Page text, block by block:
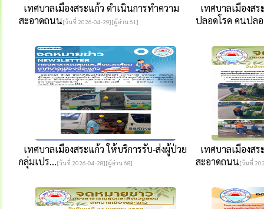
เทศบาลเมืองสระแก้ว ดำเนินการทำความ
สะอาดถนน[วันที่ 2026-04-29][ผู้อ่าน 61]
เทศบาลเมืองส
ปลอดโรค คนปล
เทศบาลเมืองสระแก้ว ให้บริการรับ-ส่งผู้ป่วย
กลุ่มเปร...[วันที่ 2026-04-28][ผู้อ่าน 68]
เทศบาลเมืองส
สะอาดถนน[วันที่